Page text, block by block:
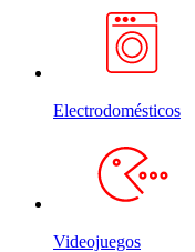
Electrodomésticos
Videojuegos